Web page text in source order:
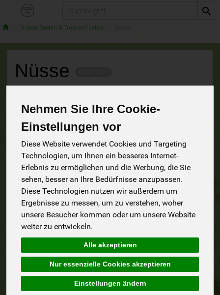
Nehmen Sie Ihre Cookie-
Einstellungen vor
Diese Website verwendet Cookies und Targeting
Technologien, um Ihnen ein besseres Internet-
Erlebnis zu ermöglichen und die Werbung, die Sie
sehen, besser an Ihre Bedürfnisse anzupassen.
Diese Technologien nutzen wir außerdem um
Ergebnisse zu messen, um zu verstehen, woher
unsere Besucher kommen oder um unsere Website
weiter zu entwickeln.
Alle akzeptieren
Nur essenzielle Cookies akzeptieren
Einstellungen ändern
Nüsse, Saaten & Trockenfrüchte
Nüsse
Hersteller Ernährung Allergene